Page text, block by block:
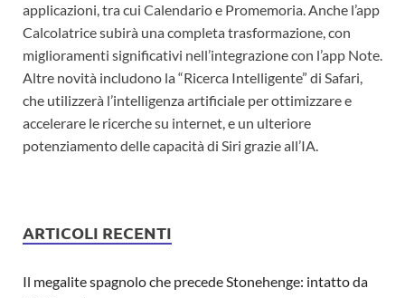
applicazioni, tra cui Calendario e Promemoria. Anche l’app
Calcolatrice subirà una completa trasformazione, con
miglioramenti significativi nell’integrazione con l’app Note.
Altre novità includono la “Ricerca Intelligente” di Safari,
che utilizzerà l’intelligenza artificiale per ottimizzare e
accelerare le ricerche su internet, e un ulteriore
potenziamento delle capacità di Siri grazie all’IA.
ARTICOLI RECENTI
Il megalite spagnolo che precede Stonehenge: intatto da